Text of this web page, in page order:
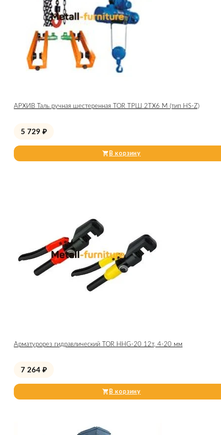
АРХИВ Таль ручная шестеренная TOR ТРШ 2ТХ6 М (тип HS-Z)
5 729 ₽
В корзину
Арматурорез гидравлический TOR HHG-20 12т, 4-20 мм
7 264 ₽
В корзину